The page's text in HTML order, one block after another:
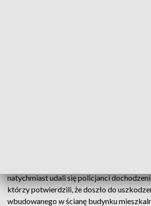
natychmiast udali się policjanci
którzy potwierdzili, że doszło do
wbudowanego w ścianę budynku